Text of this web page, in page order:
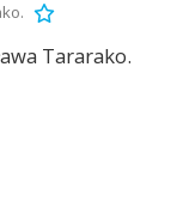
Tararako.